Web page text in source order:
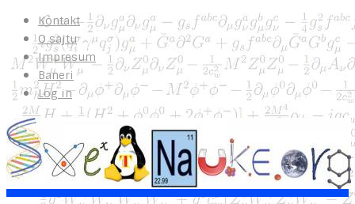
Kontakt
O sajtu
Impresum
Baneri
Log in